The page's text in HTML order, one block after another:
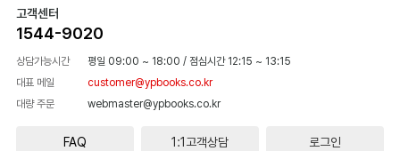
고객센터
1544-9020
상담가능시간 평일 09:00 ~ 18:00 / 점심시간 12:15 ~ 13:15
대표 메일
customer@ypbooks.co.kr
대량 주문
webmaster@ypbooks.co.kr
FAQ 1:1고객상담 로그인